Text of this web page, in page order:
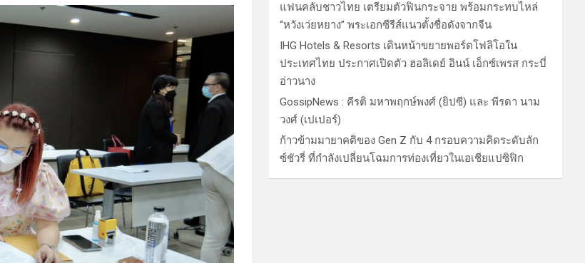
แฟนคลับชาวไทย เตรียมตัวฟินกระจาย พร้อมกระทบไหล่
“หวังเว่ยหยาง” พระเอกซีรีส์แนวตั้งชื่อดังจากจีน
IHG Hotels & Resorts เดินหน้าขยายพอร์ตโฟลิโอใน
ประเทศไทย ประกาศเปิดตัว ฮอลิเดย์ อินน์ เอ็กซ์เพรส กระบี่
อ่าวนาง
GossipNews : คีรติ มหาพฤกษ์พงศ์ (ยิปซี) และ พีรดา นาม
วงศ์ (เปเปอร์)
ก้าวข้ามมายาคติของ Gen Z กับ 4 กรอบความคิดระดับลัก
ซ์ชัวรี่ ที่กำลังเปลี่ยนโฉมการท่องเที่ยวในเอเชียแปซิฟิก